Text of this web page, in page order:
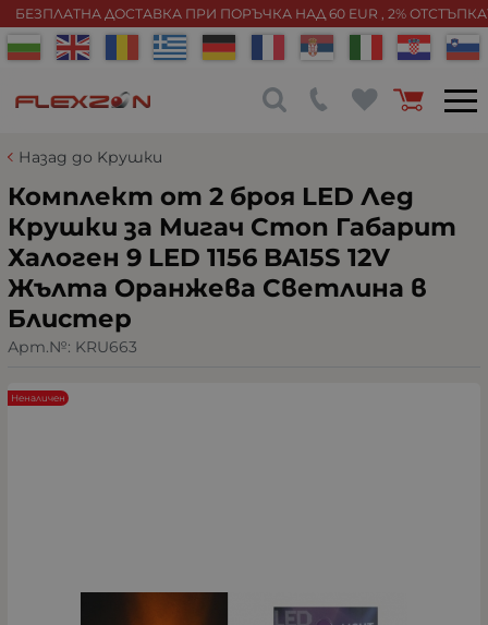
БЕЗПЛАТНА ДОСТАВКА ПРИ ПОРЪЧКА НАД 60 EUR , 2%
Назад до Kрушки
Комплект от 2 броя LED Лед
Крушки за Mигач Стоп Габарит
Халоген 9 LED 1156 BA15S 12V
Жълта Оранжева Светлина в
Блистер
Арт.№: KRU663
Неналичен